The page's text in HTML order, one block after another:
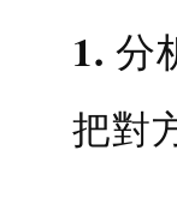
1. 分
把對